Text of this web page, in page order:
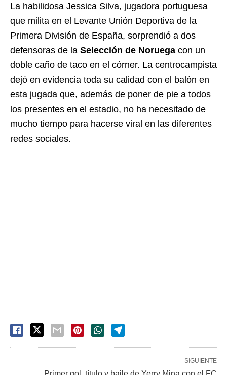
La habilidosa Jessica Silva, jugadora portuguesa
que milita en el Levante Unión Deportiva de la
Primera División de España, sorprendió a dos
defensoras de la Selección de Noruega con un
doble caño de taco en el córner. La centrocampista
dejó en evidencia toda su calidad con el balón en
esta jugada que, además de poner de pie a todos
los presentes en el estadio, no ha necesitado de
mucho tiempo para hacerse viral en las diferentes
redes sociales.
SIGUIENTE